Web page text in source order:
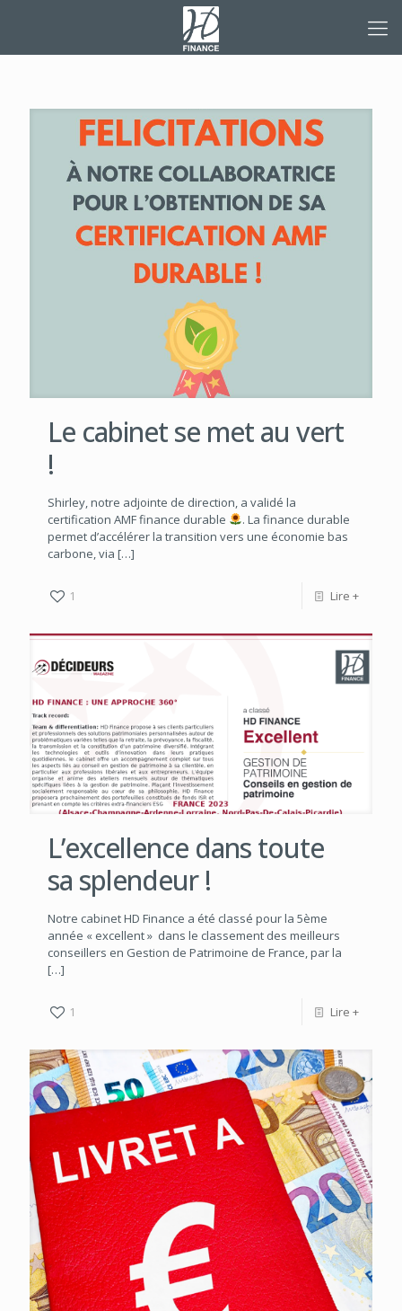
Le cabinet se met au vert
!
Shirley, notre adjointe de direction, a validé la
certification AMF finance durable
. La finance durable
permet d’accélérer la transition vers une économie bas
carbone, via […]
1 Lire +
L’excellence dans toute
sa splendeur !
Notre cabinet HD Finance a été classé pour la 5ème
année « excellent » dans le classement des meilleurs
conseillers en Gestion de Patrimoine de France, par la
[…]
1 Lire +